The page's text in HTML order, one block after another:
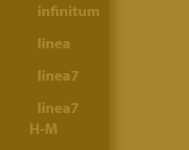
infinitum
linea
linea7
linea7
H-M